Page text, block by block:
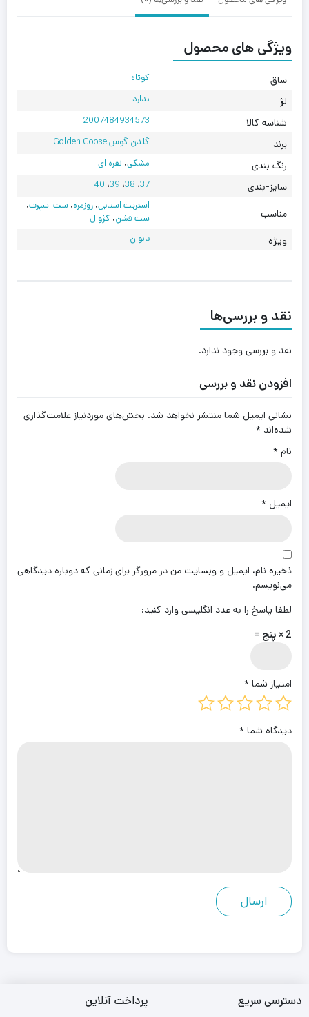
ویژگی های محصول
ساق کوتاه
لژ ندارد
شناسه کالا 2007484934573
برند گلدن گوس Golden Goose
رنگ بندی مشکی، نقره ای
سایز-بندی 37، 38، 39، 40
مناسب
استریت استایل،روزمره،ست اسپرت،
ست فشن، کژوال
ویژه بانوان
نقد و بررسی‌ها
نقد و بررسی وجود ندارد.
افزودن نقد و بررسی
نشانی ایمیل شما منتشر نخواهد شد. بخش‌های موردنیاز علامت‌گذاری
شده‌اند *
نام *
ایمیل *
ذخیره نام، ایمیل و وبسایت من در مرورگر برای زمانی که دوباره دیدگاهی
می‌نویسم.
لطفا پاسخ را به عدد انگلیسی وارد کنید:
2 × پنج =
امتیاز شما *
دیدگاه شما *
دسترسی سریع پرداخت آنلاین